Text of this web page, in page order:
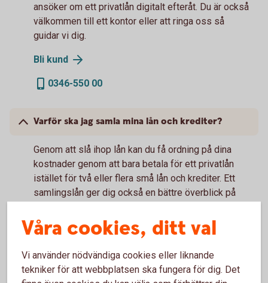
ansöker om ett privatlån digitalt efteråt. Du är också
välkommen till ett kontor eller att ringa oss så
guidar vi dig.
Bli kund
0346-550 00
Varför ska jag samla mina lån och krediter?
Genom att slå ihop lån kan du få ordning på dina
kostnader genom att bara betala för ett privatlån
istället för två eller flera små lån och krediter. Ett
samlingslån ger dig också en bättre överblick på
Vad krävs för att jag ska få låna?
För att få låna ska du vara 18 år och ha en
Våra cookies, ditt val
Vi använder nödvändiga cookies eller liknande
tekniker för att webbplatsen ska fungera för dig. Det